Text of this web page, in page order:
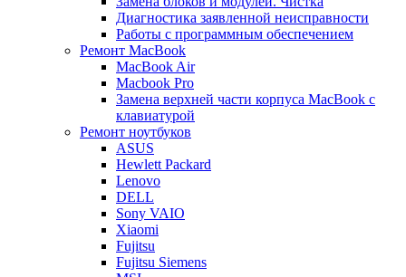
Диагностика заявленной неисправности
Работы с программным обеспечением
Ремонт MacBook
MacBook Air
Macbook Pro
Замена верхней части корпуса MacBook с
клавиатурой
Ремонт ноутбуков
ASUS
Hewlett Packard
Lenovo
DELL
Sony VAIO
Xiaomi
Fujitsu
Fujitsu Siemens